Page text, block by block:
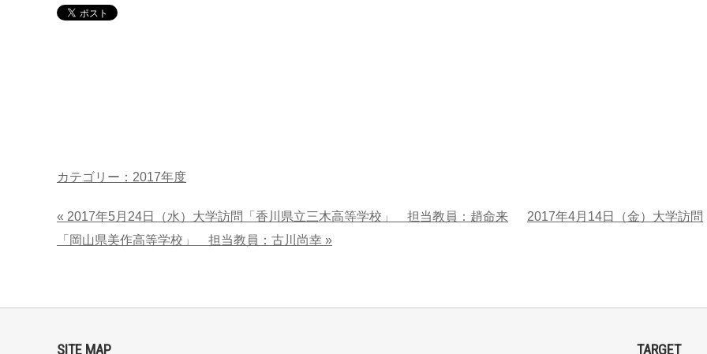
カテゴリー：2017年度
« 2017年5月24日（水）大学訪問「香川県立三木高等学校」 担当教員：趙命来
2017年4月14日（金）大学訪問
「岡山県美作高等学校」 担当教員：古川尚幸 »
SITE MAP TARGET